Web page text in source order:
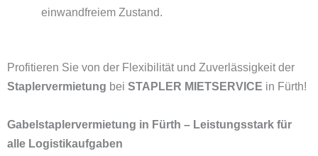
einwandfreiem Zustand.
Profitieren Sie von der Flexibilität und Zuverlässigkeit der
Staplervermietung bei STAPLER MIETSERVICE in Fürth!
Gabelstaplervermietung in Fürth – Leistungsstark für
alle Logistikaufgaben